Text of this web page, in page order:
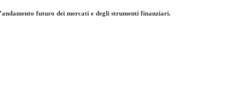
futuro dei mercati e degli strumenti finanziari.